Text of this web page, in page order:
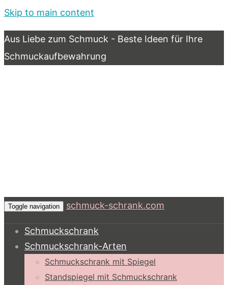
Skip to main content
Aus Liebe zum Schmuck - Beste Ideen für Ihre
Schmuckaufbewahrung
Toggle navigation schmuck-schrank.com
Schmuckschrank
Schmuckschrank-Arten
Schmuckschrank mit Spiegel
Standspiegel mit Schmuckschrank